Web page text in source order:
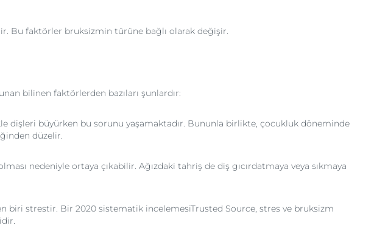
Bu faktörler bruksizmin türüne bağlı olarak değişir.
bilinen faktörlerden bazıları şunlardır:
dişleri büyürken bu sorunu yaşamaktadır. Bununla birlikte, çocukluk döneminde
düzelir.
nedeniyle ortaya çıkabilir. Ağızdaki tahriş de diş gıcırdatmaya veya sıkmaya
biri strestir. Bir 2020 sistematik incelemesiTrusted Source, stres ve bruksizm